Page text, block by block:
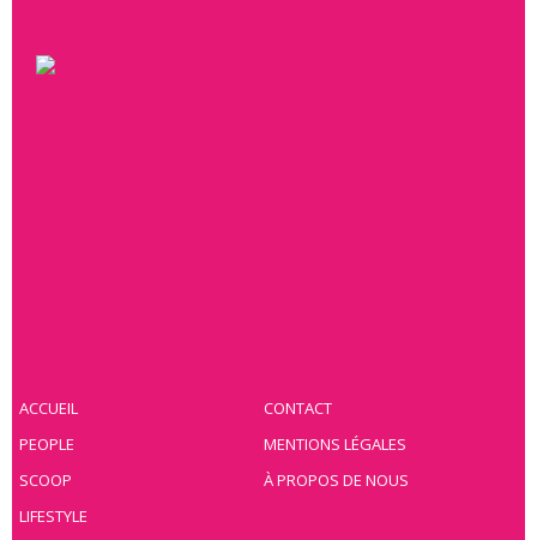
ACCUEIL
PEOPLE
SCOOP
LIFESTYLE
CONTACT
MENTIONS LÉGALES
À PROPOS DE NOUS